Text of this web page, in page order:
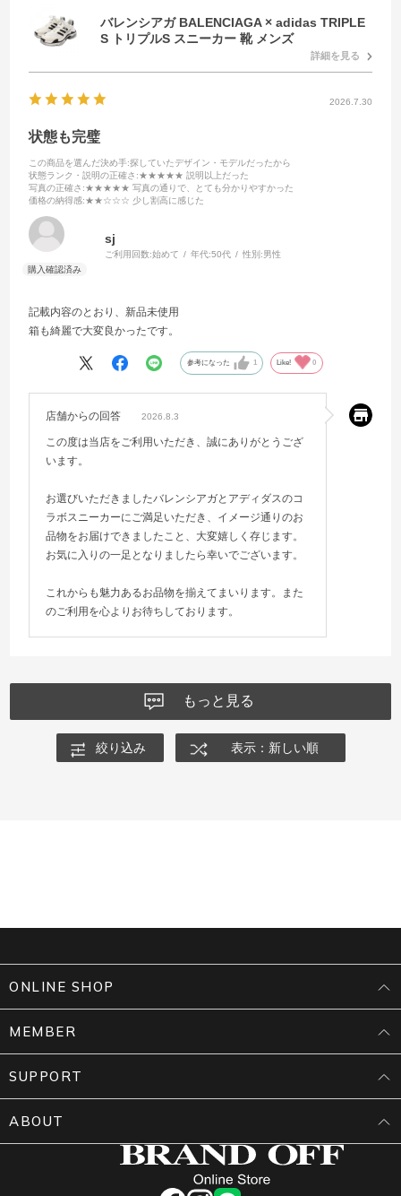
バレンシアガ BALENCIAGA × adidas TRIPLE
S トリプルS スニーカー 靴 メンズ
詳細を見る
2026.7.30
状態も完璧
この商品を選んだ決め手:探していたデザイン・モデルだったから
状態ランク・説明の正確さ :★★★★★ 説明以上だった
写真の正確さ :★★★★★ 写真の通りで、とても分かりやすかった
価格の納得感:★★☆☆☆ 少し割高に感じた
sj
ご利用回数:始めて 年代:50代 性別:男性
記載内容のとおり、新品未使用
箱も綺麗で大変良かったです。
参考になった 1 Like! 0
店舗からの回答 2026.8.3
この度は当店をご利用いただき、誠にありがとうござ
います。
お選びいただきましたバレンシアガとアディダスのコ
ラボスニーカーにご満足いただき、イメージ通りのお
品物をお届けできましたこと、大変嬉しく存じます。
お気に入りの一足となりましたら幸いでございます。
これからも魅力あるお品物を揃えてまいります。また
のご利用を心よりお待ちしております。
もっと見る
絞り込み 表示：新しい順
ONLINE SHOP
MEMBER
SUPPORT
ABOUT